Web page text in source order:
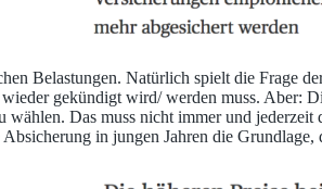
Belastungen. Natürlich spielt die Frage
gekündigt wird/ werden muss. Aber:
Das muss nicht immer und
in jungen Jahren die